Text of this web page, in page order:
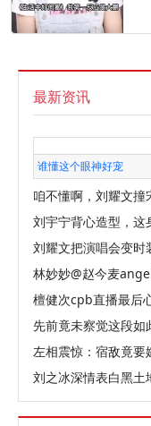
最新资讯
谁懂这个眼神好宠
咱不懂啊，刘耀文
刘宇宁背心造型，这
刘耀文把演唱会变时
林妙妙@赵今麦
檀健次cpb直播最后
先前竟未察觉这段如
左相震惊：宿敌竟要
刘之冰深情表白黑土